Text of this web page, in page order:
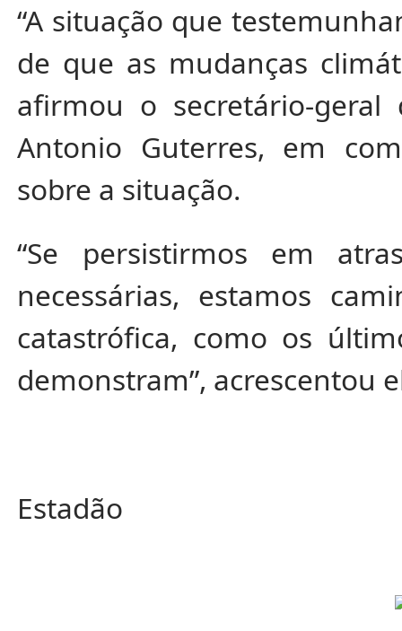
“A situação que
de que as mudanças
afirmou o secretário-
Antonio Guterres, em
sobre a situação.
“Se persistirmos em
necessárias, estamos
catastrófica, como os
demonstram”, acrescentou
Estadão